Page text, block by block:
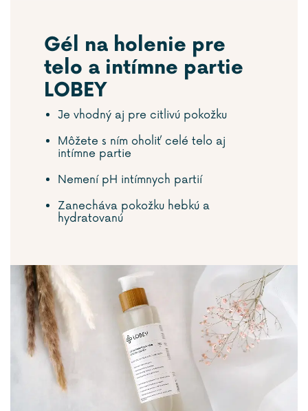
Gél na holenie pre
telo a intímne partie
LOBEY
Je vhodný aj pre citlivú pokožku
Môžete s ním oholiť celé telo aj
intímne partie
Nemení pH intímnych partií
Zanecháva pokožku hebkú a
hydratovanú